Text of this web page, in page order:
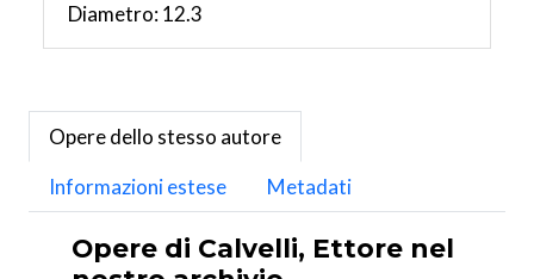
Diametro: 12.3
Opere dello stesso autore
Informazioni estese
Metadati
Opere di Calvelli, Ettore nel